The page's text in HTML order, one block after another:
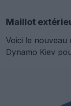
Maillot
Voici le nouveau
Dynamo Kiev